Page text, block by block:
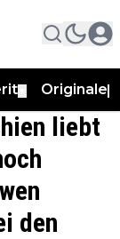
Originale
liebt
den